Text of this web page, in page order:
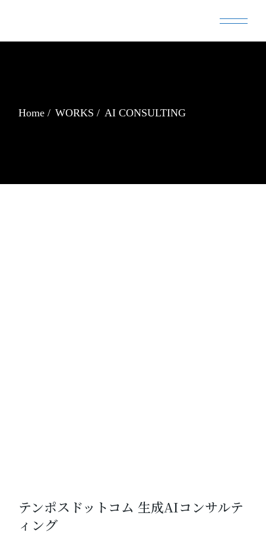
Home WORKS AI CONSULTING
テンポスドットコム 生成AIコンサルテ
ィング